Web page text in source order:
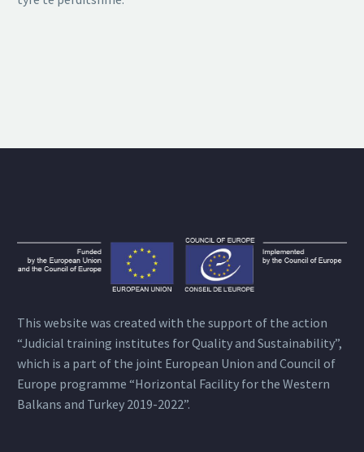
This website was created with the support of the action
“Judicial training institutes for Quality and Sustainability”,
which is a part of the joint European Union and Council of
Europe programme “Horizontal Facility for the Western
Balkans and Turkey 2019-2022”.